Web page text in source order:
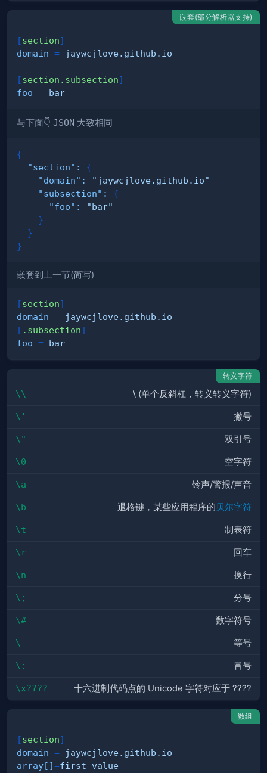
嵌套(部分解析器支持)
[section]
domain = jaywcjlove.github.io
[section.subsection]
foo = bar
与下面👇 JSON 大致相同
{
"section" :
{
"domain" :
"jaywcjlove.github.io"
"subsection" :
{
"foo" :
"bar"
}
}
}
嵌套到上一节(简写)
[section]
domain =
jaywcjlove.github.io
[ .subsection]
foo = bar
转义字符
\\ \ (单个反斜杠，转义转义字符)
\' 撇号
\" 双引号
\0 空字符
\a 铃声/警报/声音
\b 退格键，某些应用程序的贝尔字符
\t 制表符
\r 回车
\n 换行
\; 分号
\# 数字符号
\= 等号
\: 冒号
\x???? 十六进制代码点的 Unicode 字符对应于 ????
数组
[section]
domain =
jaywcjlove.github.io
array[]=first value